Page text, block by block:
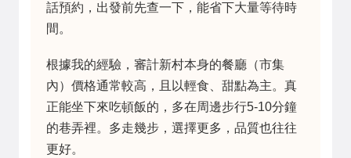
話預約，出發前先查一下，能省下大量等待時
間。
根據我的經驗，審計新村本身的餐廳（市集
內）價格通常較高，且以輕食、甜點為主。真
正能坐下來吃頓飯的，多在周邊步行5-10分鐘
的巷弄裡。多走幾步，選擇更多，品質也往往
更好。